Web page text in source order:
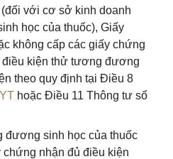
với cơ sở kinh doanh
học của thuốc), Giấy
không cấp các giấy chứng
kiện thử tương đương
theo quy định tại Điều 8
hoặc Điều 11 Thông tư số
sinh học của thuốc
chứng nhận đủ điều kiện